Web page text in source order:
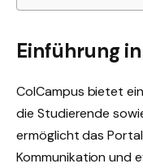
Einführung
ColCampus bietet
die Studierende
ermöglicht das
Kommunikation und